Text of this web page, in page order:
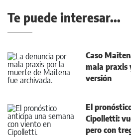
Te puede interesar...
Caso
mala praxis
versión
El
Cipolletti:
pero con